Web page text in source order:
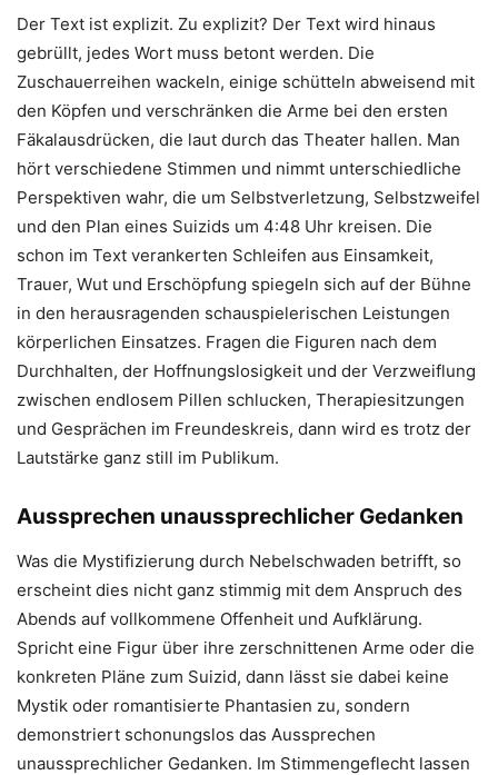
Der Text ist explizit. Zu explizit? Der Text wird hinaus
gebrüllt, jedes Wort muss betont werden. Die
Zuschauerreihen wackeln, einige schütteln abweisend mit
den Köpfen und verschränken die Arme bei den ersten
Fäkalausdrücken, die laut durch das Theater hallen. Man
hört verschiedene Stimmen und nimmt unterschiedliche
Perspektiven wahr, die um Selbstverletzung, Selbstzweifel
und den Plan eines Suizids um 4:48 Uhr kreisen. Die
schon im Text verankerten Schleifen aus Einsamkeit,
Trauer, Wut und Erschöpfung spiegeln sich auf der Bühne
in den herausragenden schauspielerischen Leistungen
körperlichen Einsatzes. Fragen die Figuren nach dem
Durchhalten, der Hoffnungslosigkeit und der Verzweiflung
zwischen endlosem Pillen schlucken, Therapiesitzungen
und Gesprächen im Freundeskreis, dann wird es trotz der
Lautstärke ganz still im Publikum.
Aussprechen unaussprechlicher Gedanken
Was die Mystifizierung durch Nebelschwaden betrifft, so
erscheint dies nicht ganz stimmig mit dem Anspruch des
Abends auf vollkommene Offenheit und Aufklärung.
Spricht eine Figur über ihre zerschnittenen Arme oder die
konkreten Pläne zum Suizid, dann lässt sie dabei keine
Mystik oder romantisierte Phantasien zu, sondern
demonstriert schonungslos das Aussprechen
unaussprechlicher Gedanken. Im Stimmengeflecht lassen